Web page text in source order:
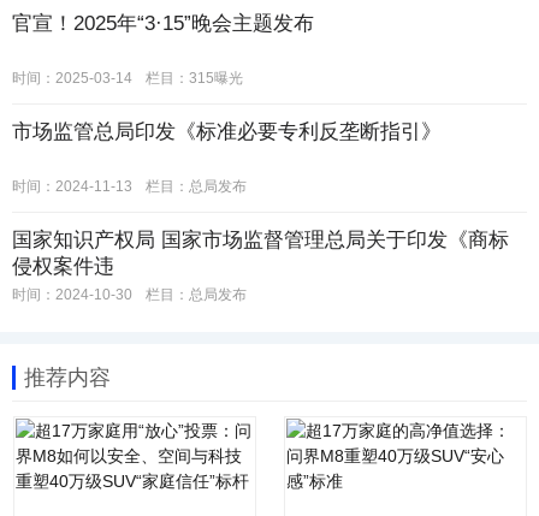
官宣！2025年“3·15”晚会主题发布
时间：2025-03-14 栏目： 315曝光
市场监管总局印发《标准必要专利反垄断指引》
时间：2024-11-13 栏目： 总局发布
国家知识产权局 国家市场监督管理总局关于印发《商标
侵权案件违
时间：2024-10-30 栏目： 总局发布
推荐内容